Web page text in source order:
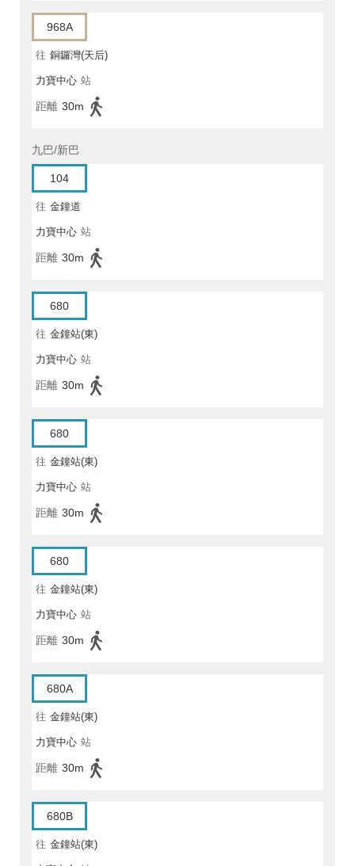
968A
往 銅鑼灣(天后)
力寶中心 站
距離 30m
九巴/新巴
104
往 金鐘道
力寶中心 站
距離 30m
680
往 金鐘站(東)
力寶中心 站
距離 30m
680
往 金鐘站(東)
力寶中心 站
距離 30m
680
往 金鐘站(東)
力寶中心 站
距離 30m
680A
往 金鐘站(東)
力寶中心 站
距離 30m
680B
往 金鐘站(東)